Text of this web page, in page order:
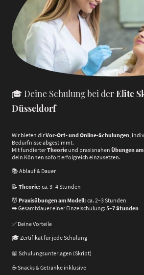
🎓 Deine Schulung bei derElite
Düsseldorf
Wir bieten dirVor-Ort- und Online-Schulungen ,
Bedürfnisse abgestimmt.
Mit fundierterTheorie und praxisnahen Übungen
dein Können sofort erfolgreich einzusetzen.
📚 Ablauf & Dauer
📝 Theorie: ca. 3–4 Stunden
💆 Praxisübungen am Modell: ca. 2–3 Stunden
➡️ Gesamtdauer einer Einzelschulung: 5–7 Stunden
✅ Deine Vorteile
🎓 Zertifikat für jede Schulung
📖 Schulungsunterlagen (Skript)
☕ Snacks & Getränke inklusive